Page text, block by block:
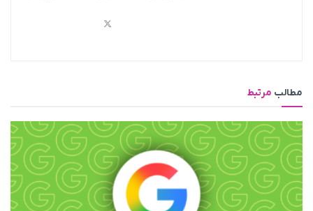
مطالب مرتبط